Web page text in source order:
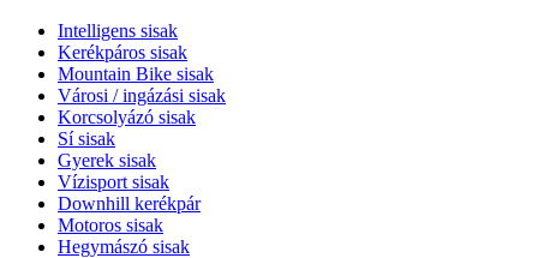
Intelligens sisak
Kerékpáros sisak
Mountain Bike sisak
Városi / ingázási sisak
Korcsolyázó sisak
Sí sisak
Gyerek sisak
Vízisport sisak
Downhill kerékpár
Motoros sisak
Hegymászó sisak